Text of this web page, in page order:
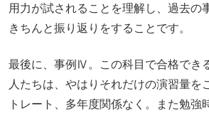
用力が試されることを理解し、過去の
きちんと振り返りをすることです。
最後に、事例Ⅳ。この科目で合格でき
人たちは、やはりそれだけの演習量を
トレート、多年度関係なく。また勉強